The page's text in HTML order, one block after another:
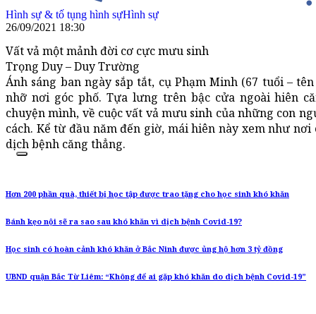
Hình sự & tố tụng hình sựHình sự
26/09/2021 18:30
Vất vả một mảnh đời cơ cực mưu sinh
Trọng Duy – Duy Trường
Ánh sáng ban ngày sắp tắt, cụ Phạm Minh (67 tuổi –
nhỡ nơi góc phố. Tựa lưng trên bậc cửa ngoài hiên
chuyện mình, về cuộc vất vả mưu sinh của những con
cách. Kể từ đầu năm đến giờ, mái hiên này xem như
dịch bệnh căng thẳng.
Hơn 200 phần quà, thiết bị học tập được trao tặng cho học sinh khó khăn
Bánh kẹo nội sẽ ra sao sau khó khăn vì dịch bệnh Covid-19?
Học sinh có hoàn cảnh khó khăn ở Bắc Ninh được ủng hộ hơn 3 tỷ đồng
UBND quận Bắc Từ Liêm: “Không để ai gặp khó khăn do dịch bệnh Covid-19”